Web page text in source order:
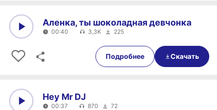
00:40
Аленка, ты шоколадная девчонка
00:40 3,3K 225
Подробнее Скачать
Hey Mr DJ
00:37 870 72